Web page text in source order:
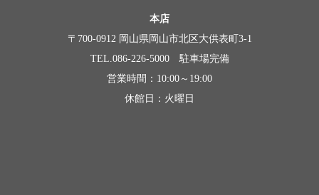
本店
〒700-0912 岡山県岡山市北区大供表町3-1
TEL.086-226-5000 駐車場完備
営業時間：10:00～19:00
休館日：火曜日